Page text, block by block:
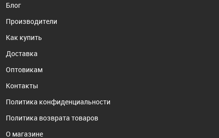
Блог
Производители
Как купить
Доставка
Оптовикам
Контакты
Политика конфиденциальности
Политика возврата товаров
О магазине